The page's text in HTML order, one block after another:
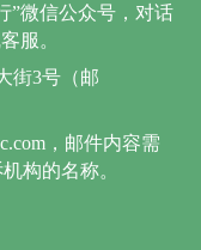
”微信公众号，对话
服。
街3号（邮
，邮件内容需
构的名称。